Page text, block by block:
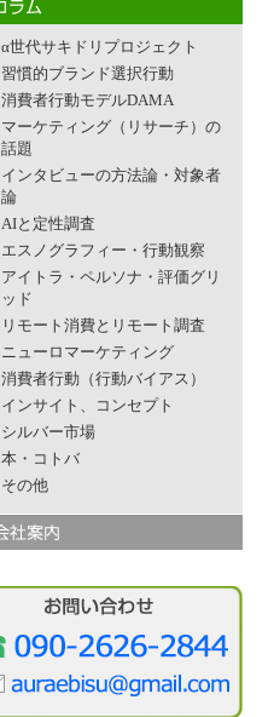
α世代サキドリプロジェクト
習慣的ブランド選択行動
消費者行動モデルDAMA
マーケティング（リサーチ）の
話題
インタビューの方法論・対象者
論
AIと定性調査
エスノグラフィー・行動観察
アイトラ・ペルソナ・評価グリ
ッド
リモート消費とリモート調査
ニューロマーケティング
消費者行動（行動バイアス）
インサイト、コンセプト
シルバー市場
本・コトバ
その他